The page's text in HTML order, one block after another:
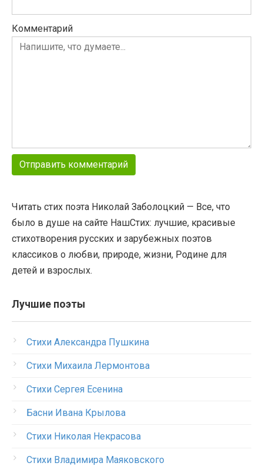
Комментарий
Читать стих поэта Николай Заболоцкий — Все, что
было в душе на сайте НашСтих: лучшие, красивые
стихотворения русских и зарубежных поэтов
классиков о любви, природе, жизни, Родине для
детей и взрослых.
Лучшие поэты
Стихи Александра Пушкина
Стихи Михаила Лермонтова
Стихи Сергея Есенина
Басни Ивана Крылова
Стихи Николая Некрасова
Стихи Владимира Маяковского